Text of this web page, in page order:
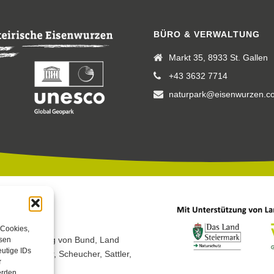
IDs
BÜRO & VERWALTUNG
Markt 35, 8933 St. Gallen
+43 3632 7714
von Bund, Land
Peterherr, Scheucher, Sattler,